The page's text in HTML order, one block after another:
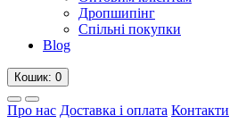
Дропшипінг
Спільні покупки
Blog
Кошик: 0
Про нас Доставка і оплата Контакти